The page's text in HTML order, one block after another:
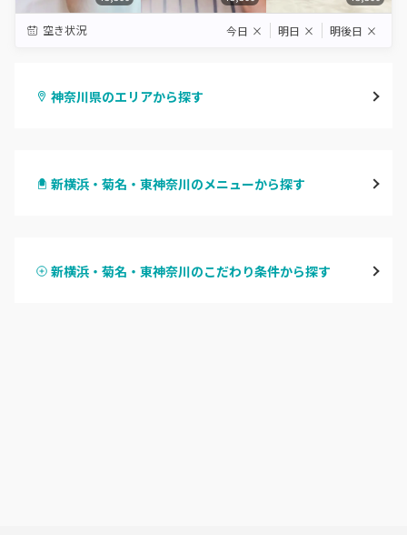
空き状況 今日 × 明日 × 明後日 ×
神奈川県のエリアから探す
川崎
新横浜・菊名・東神奈川のメニューから探す
ハンドスカルプ
新横浜・菊名・東神奈川のこだわり条件から探す